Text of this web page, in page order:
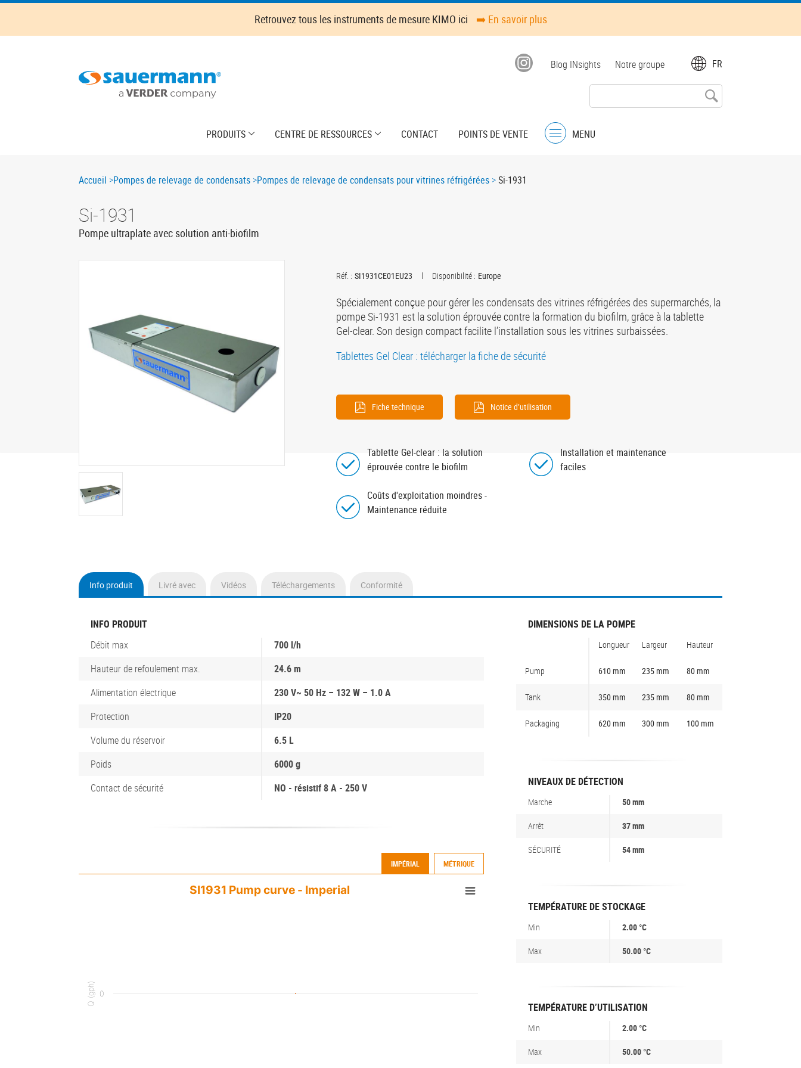
Skip
main
Retrouvez tous les instruments de mesure KIMO ici ➡️ En savoir plus
FR
Top
Blog INsights Notre groupe
PRODUITS CENTRE DE RESSOURCES CONTACT
POINTS DE VENTE
Menu
MENU
Breadcrumb
Accueil Pompes de relevage de condensats Pompes de relevage de condensats pour vitrines réfrigérées Si-1931
Si-1931
Pompe ultraplate avec solution anti-biofilm
Disponibilité : Europe
Réf. : SI1931CE01EU23
Spécialement conçue pour gérer les condensats des vitrines réfrigérées des supermarchés, la
pompe Si-1931 est la solution éprouvée contre la formation du biofilm, grâce à la tablette
Gel-clear. Son design compact facilite l’installation sous les vitrines surbaissées.
Tablettes Gel Clear : télécharger la fiche de sécurité
Fiche technique Notice d’utilisation
Tablette Gel-clear : la solution
éprouvée contre le biofilm
Installation et maintenance
faciles
Coûts d'exploitation moindres -
Maintenance réduite
Info produit
(onglet
Livré avec Vidéos Téléchargements Conformité
INFO PRODUIT
Débit max
700 l/h
Hauteur de refoulement max.
24.6 m
Alimentation électrique
230 V~ 50 Hz – 132 W – 1.0 A
Protection
IP20
Volume du réservoir
6.5 L
Poids
6000 g
Contact de sécurité
NO - résistif 8 A - 250 V
IMPÉRIAL MÉTRIQUE
Q (gph)
SI1931 Pump curve - Imperial
0
DIMENSIONS DE LA POMPE
Longueur Largeur Hauteur
Pump 610 mm 235 mm 80 mm
Tank 350 mm 235 mm 80 mm
Packaging 620 mm 300 mm 100 mm
NIVEAUX DE DÉTECTION
Marche 50 mm
Arrêt 37 mm
SÉCURITÉ 54 mm
TEMPÉRATURE DE STOCKAGE
Min 2.00 °C
Max 50.00 °C
TEMPÉRATURE D’UTILISATION
Min 2.00 °C
Max 50.00 °C